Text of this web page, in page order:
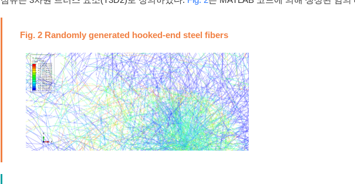
Fig. 2 Randomly generated hooked-end steel fibers